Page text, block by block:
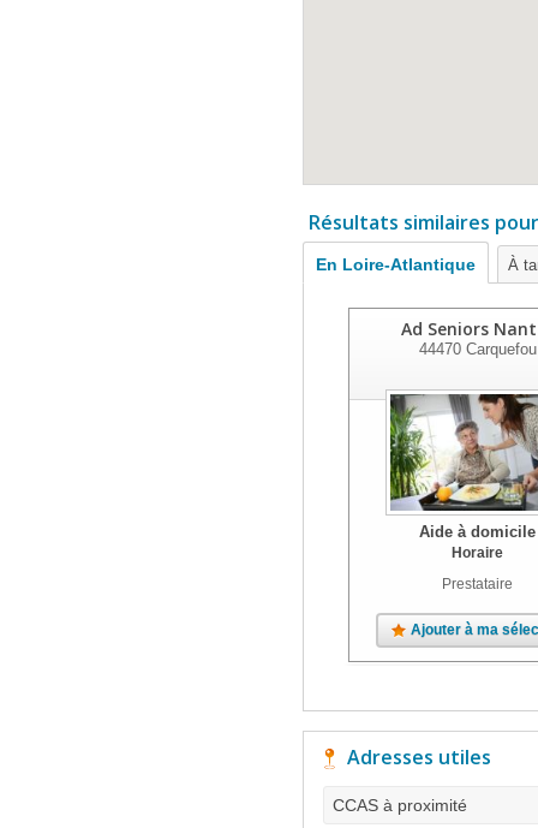
Résultats similaires
En Loire-Atlantique À
Ad Seniors
44470Carquefou
Aide à domicile
Horaire
Prestataire
Ajouter à ma
Adresses utiles
CCAS à proximité